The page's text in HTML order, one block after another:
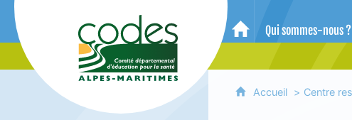
CoDES 06 - Comité départemental
Accueil
Qui sommes-nous ?
Accueil Centre